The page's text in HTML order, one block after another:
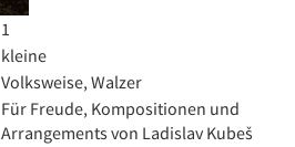
1
kleine
Volksweise, Walzer
Für Freude, Kompositionen und
Arrangements von Ladislav Kubeš